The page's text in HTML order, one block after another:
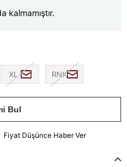
kalmamıştır.
XL RNK
Bul
Fiyat Düşünce Haber Ver